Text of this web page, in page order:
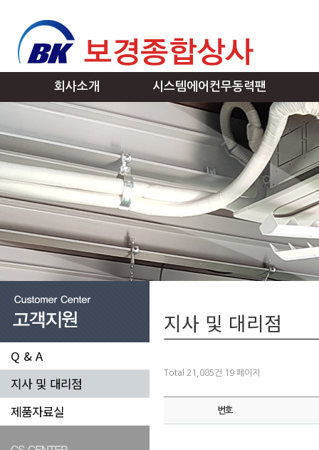
회사소개 시스템에어컨무동력팬
Q & A
지사 및 대리점
제품자료실
지사 및 대리점
Total 21,085건 19 페이지
번호